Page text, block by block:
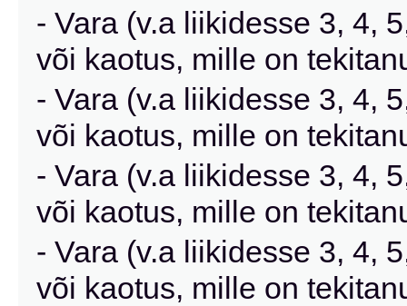
- Vara (v.a liikidesse 3, 4,
või kaotus, mille on
- Vara (v.a liikidesse 3, 4,
või kaotus, mille on
- Vara (v.a liikidesse 3, 4,
või kaotus, mille on
- Vara (v.a liikidesse 3, 4,
või kaotus, mille on